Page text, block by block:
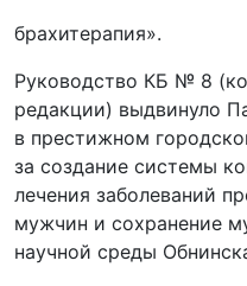
брахитерапия».
Руководство КБ № 8
редакции) выдвинуло
в престижном
за создание системы
лечения заболеваний
мужчин и сохранение
научной среды